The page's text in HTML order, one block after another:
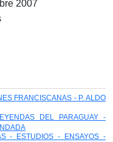
2007
FRANCISCANAS - P. ALDO
DEL PARAGUAY -
- ESTUDIOS - ENSAYOS -